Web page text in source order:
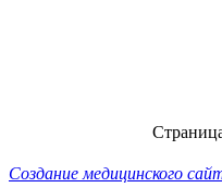
Создание медицинского